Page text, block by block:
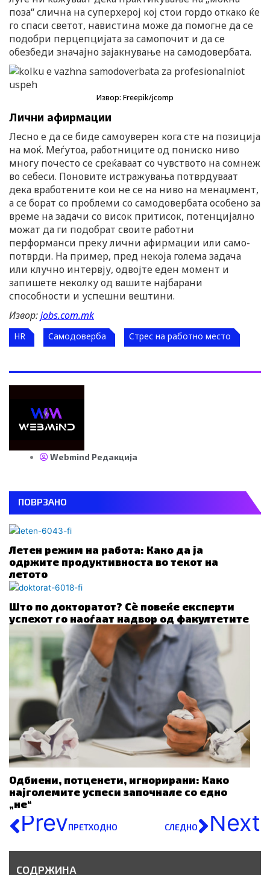
поза“ слична на суперхерој кој стои гордо откако ќе
го спаси светот, навистина може да помогне да се
подобри перцепцијата за самопочит и да се
обезбеди значајно зајакнување на самодовербата.
Извор: Freepik/jcomp
Лични афирмации
Лесно е да се биде самоуверен кога сте на позиција
на моќ. Меѓутоа, работниците од пониско ниво
многу почесто се среќаваат со чувството на сомнеж
во себеси. Поновите истражувања потврдуваат
дека вработените кои не се на ниво на менаџмент,
а се борат со проблеми со самодовербата особено за
време на задачи со висок притисок, потенцијално
можат да ги подобрат своите работни
перформанси преку лични афирмации или само-
потврди. На пример, пред некоја голема задача
или клучно интервју, одвојте еден момент и
запишете неколку од вашите најбарани
способности и успешни вештини.
Извор:jobs.com.mk
HR Самодоверба Стрес на работно место
Webmind Редакција
ПОВРЗАНО
Летен режим на работа: Како да ја
одржите продуктивноста во текот на
летото
Што по докторатот? Сè повеќе експерти
успехот го наоѓаат надвор од факултетите
Одбиени, потценети, игнорирани: Како
најголемите успеси започнале со едно
„не“
PrevПРЕТХОДНО СЛЕДНО Next
СОДРЖИНА